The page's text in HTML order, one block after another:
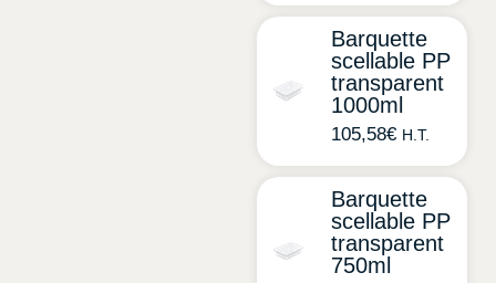
Barquette
scellable PP
transparent
1000ml
105,58€ H.T.
Barquette
scellable PP
transparent
750ml